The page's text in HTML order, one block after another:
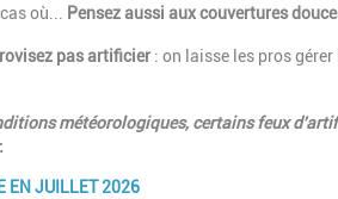
où... Pensez aussi aux couvertures
pas artificier : on laisse les pros
météorologiques, certains feux
EN JUILLET 2026